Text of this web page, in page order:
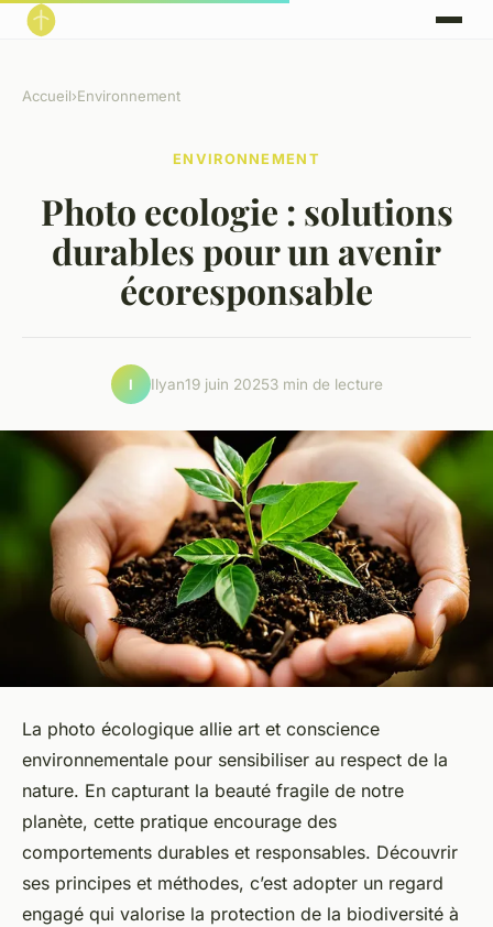
Accueil›Environnement
ENVIRONNEMENT
Photo ecologie : solutions
durables pour un avenir
écoresponsable
I Ilyan19 juin 20253 min de lecture
La photo écologique allie art et conscience
environnementale pour sensibiliser au respect de la
nature. En capturant la beauté fragile de notre
planète, cette pratique encourage des
comportements durables et responsables. Découvrir
ses principes et méthodes, c’est adopter un regard
engagé qui valorise la protection de la biodiversité à